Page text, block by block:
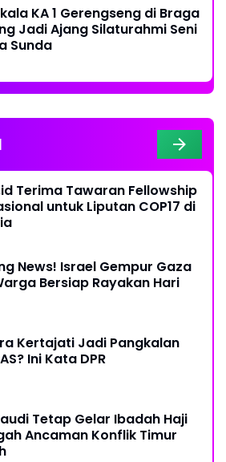
KA 1 Gerengseng di Braga
Jadi Ajang Silaturahmi Seni
Sunda
Terima Tawaran Fellowship
untuk Liputan COP17 di
News! Israel Gempur Gaza
Bersiap Rayakan Hari
Kertajati Jadi Pangkalan
Ini Kata DPR
Tetap Gelar Ibadah Haji
Ancaman Konflik Timur